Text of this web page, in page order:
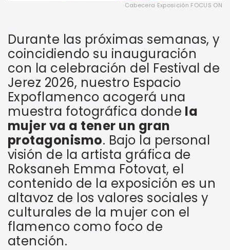
Cabecera Exposición FOCUS ON
Durante las próximas semanas, y
coincidiendo su inauguración
con la celebración del Festival de
Jerez 2026, nuestro Espacio
Expoflamenco acogerá una
muestra fotográfica donde la
mujer va a tener un gran
protagonismo. Bajo la personal
visión de la artista gráfica de
Roksaneh Emma Fotovat, el
contenido de la exposición es un
altavoz de los valores sociales y
culturales de la mujer con el
flamenco como foco de
atención.